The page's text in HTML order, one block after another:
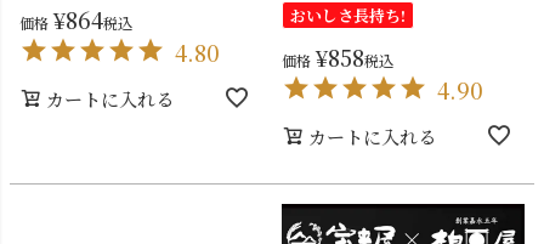
価格 ¥864税込
4.80
カートに入れる
おいしさ長持ち!
価格 ¥858税込
4.90
カートに入れる